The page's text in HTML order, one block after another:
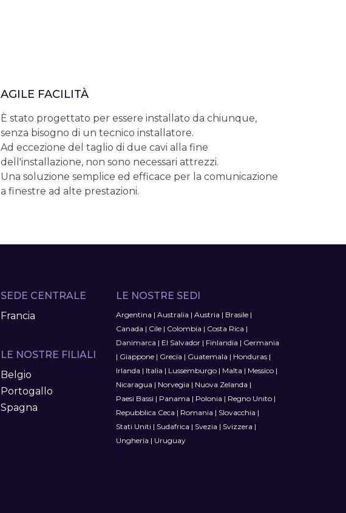
AGILE FACILITÀ
È stato progettato per essere installato da chiunque,
senza bisogno di un tecnico installatore.
Ad eccezione del taglio di due cavi alla fine
dell'installazione, non sono necessari attrezzi.
Una soluzione semplice ed efficace per la comunicazione
a finestre ad alte prestazioni.
SEDE CENTRALE
Francia
LE NOSTRE FILIALI
Belgio
Portogallo
Spagna
LE NOSTRE SEDI
Argentina | Australia | Austria | Brasile|
Canada | Cile| Colombia | Costa Rica |
Danimarca | El Salvador| Finlandia | Germania
| Giappone| Grecia | Guatemala | Honduras|
Irlanda | Italia | Lussemburgo| Malta | Messico|
Nicaragua | Norvegia | Nuova Zelanda |
Paesi Bassi | Panama | Polonia | Regno Unito|
Repubblica Ceca | Romania | Slovacchia |
Stati Uniti | Sudafrica | Svezia | Svizzera |
Ungheria | Uruguay